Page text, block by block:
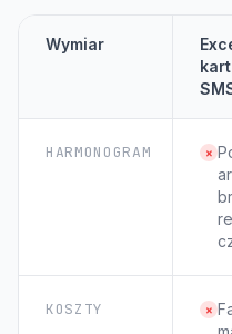
Wymiar
HARMONOGRAM ×
KOSZTY ×